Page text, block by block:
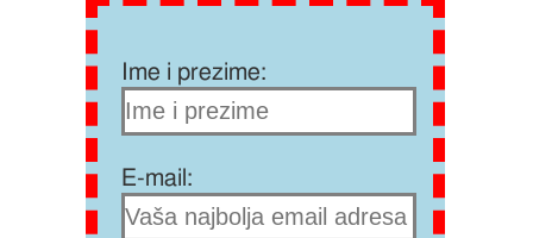
Ime i prezime:
E-mail: